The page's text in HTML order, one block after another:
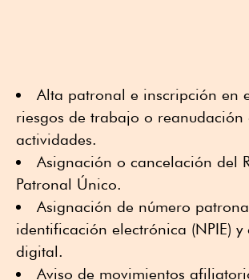
Alta patronal e inscripción en
riesgos de trabajo o reanudación
actividades.
Asignación o cancelación del
Patronal Único.
Asignación de número
identificación electrónica (NPIE) y
digital.
Aviso de movimientos